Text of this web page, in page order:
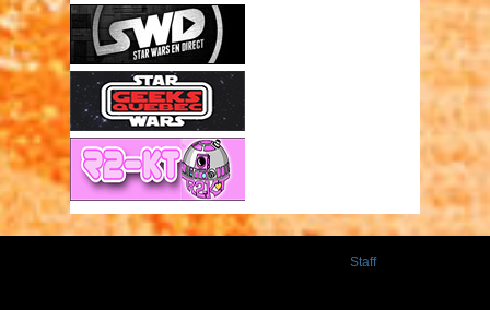
Staff